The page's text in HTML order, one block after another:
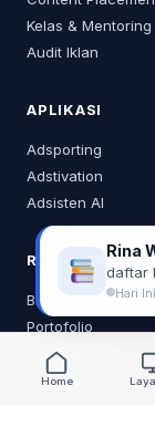
Kelas & Mentoring
Audit Iklan
APLIKASI
Adsporting
Adstivation
Adsisten AI
RESOURCES
Blog
Portofolio
Tentang Saya
Home
Rina
daftar
Hari Ini